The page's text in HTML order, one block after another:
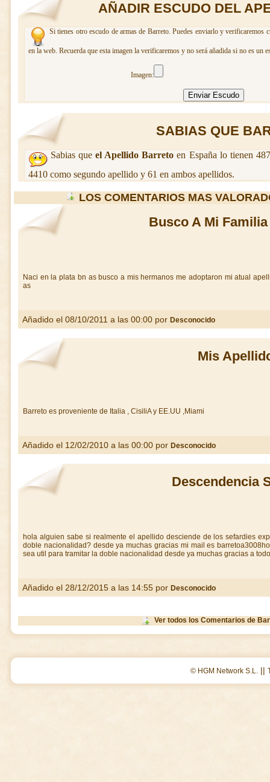
AÑADIR ESCUDO DEL
Si tienes otro escudo de armas de Barreto. Puedes enviarlo y verificaremos
en la web. Recuerda que esta imagen la verificaremos y no será añadida si no es un
Imagen:
SABIAS QUE
Sabias que el Apellido Barreto en España lo tienen
4410 como segundo apellido y 61 en ambos apellidos.
LOS COMENTARIOS MAS
Busco A Mi
Naci en la plata bn as busco a mis hermanos me adoptaron mi atual
as
Añadido el 08/10/2011 a las 00:00 por Desconocido
Mis
Barreto es proveniente de Italia , CisiliA y EE.UU ,Miami
Añadido el 12/02/2010 a las 00:00 por Desconocido
Descendencia
hola alguien sabe si realmente el apellido desciende de los sefardies
doble nacionalidad? desde ya muchas gracias mi mail es
sea util para tramitar la doble nacionalidad desde ya muchas gracias a
Añadido el 28/12/2015 a las 14:55 por Desconocido
Ver todos los Comentarios de
© HGM Network S.L. ||